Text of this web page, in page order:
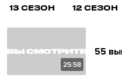
13 СЕЗОН 12 СЕЗОН
25:58
55